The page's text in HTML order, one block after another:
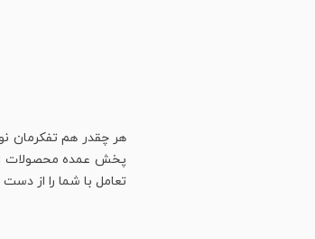
هر چقدر هم تفکرمان
پخش عمده محصولات
تعامل با شما را از